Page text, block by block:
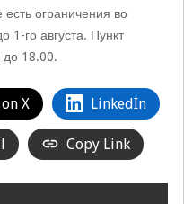
ограничения во
1-го августа. Пункт
до 18.00.
X LinkedIn
Copy Link